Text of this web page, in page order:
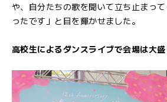
や、自分たちの歌を聞いて立ち止まっ
ったです」と目を輝かせました。
高校生によるダンスライブで会場は大盛